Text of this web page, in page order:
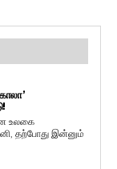
உலகை
தற்போது இன்னும்